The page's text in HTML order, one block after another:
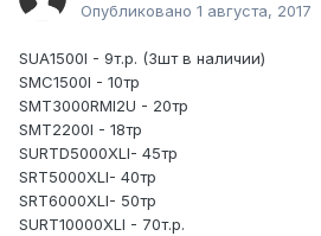
Опубликовано 1 августа, 2017
SUA1500I - 9т.р. (3шт в наличии)
SMC1500I - 10тр
SMT3000RMI2U - 20тр
SMT2200I - 18тр
SURTD5000XLI- 45тр
SRT5000XLI- 40тр
SRT6000XLI- 50тр
SURT10000XLI - 70т.р.